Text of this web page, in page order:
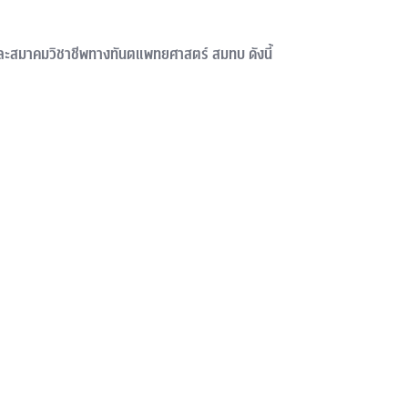
สมาคมวิชาชีพทางทันตแพทยศาสตร์ สมทบ ดังนี้